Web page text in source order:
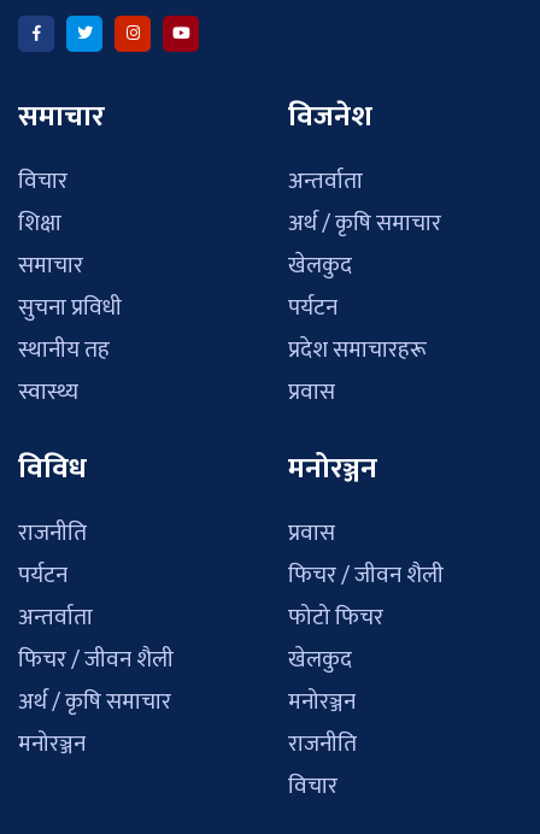
समाचार
विचार
शिक्षा
समाचार
सुचना प्रविधी
स्थानीय तह
स्वास्थ्य
विजनेश
अन्तर्वाता
अर्थ / कृषि समाचार
खेलकुद
पर्यटन
प्रदेश समाचारहरू
प्रवास
विविध
राजनीति
पर्यटन
अन्तर्वाता
फिचर / जीवन शैली
अर्थ / कृषि समाचार
मनोरञ्जन
मनोरञ्जन
प्रवास
फिचर / जीवन शैली
फोटो फिचर
खेलकुद
मनोरञ्जन
राजनीति
विचार